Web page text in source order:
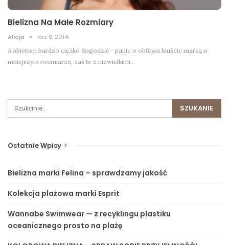
Bielizna Na Małe Rozmiary
Alicja wrz 8, 2014
Kobietom bardzo ciężko dogodzić - panie o obfitym biuście marzą o
mniejszym rozmiarze, zaś te z niewielkimi…
Ostatnie Wpisy
Bielizna marki Felina – sprawdzamy jakość
Kolekcja plażowa marki Esprit
Wannabe Swimwear — z recyklingu plastiku
oceanicznego prosto na plażę